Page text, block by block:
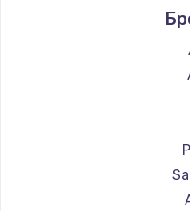
Ремонт
Ремонт
Ремонт
Ремонт
Ремонт
Ремонт
Ремонт
Ремонт